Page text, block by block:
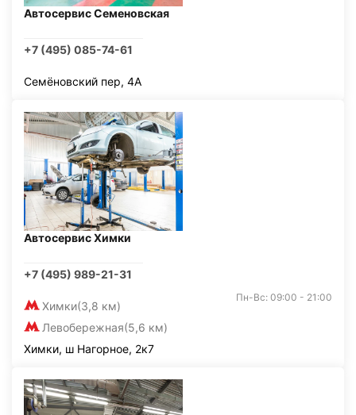
Автосервис Семеновская
+7 (495) 085-74-61
Семёновский пер, 4А
Автосервис Химки
+7 (495) 989-21-31
Химки(3,8 км)
Левобережная(5,6 км)
Пн-Вс: 09:00 - 21:00
Химки, ш Нагорное, 2к7